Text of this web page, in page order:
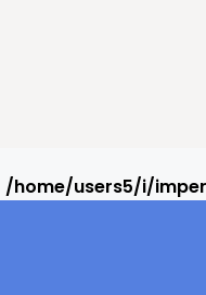
/home/users5/i/